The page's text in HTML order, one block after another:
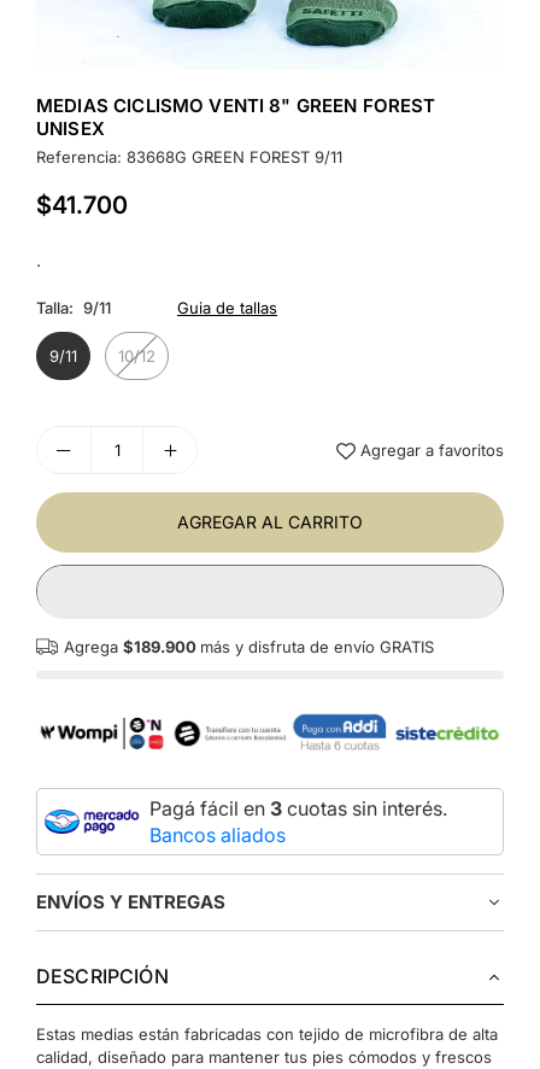
MEDIAS CICLISMO VENTI 8" GREEN FOREST
UNISEX
Referencia: 83668G GREEN FOREST 9/11
Precio
$41.700
.
Talla: 9/11 Guia de tallas
9/11 10/12
Agregar a favoritos
AGREGAR AL CARRITO
Agrega $189.900 más y disfruta de envío GRATIS
Pagá fácil en 3 cuotas sin interés.
Bancos aliados
ENVÍOS Y ENTREGAS
DESCRIPCIÓN
Estas medias están fabricadas con tejido de microfibra de alta
calidad, diseñado para mantener tus pies cómodos y frescos